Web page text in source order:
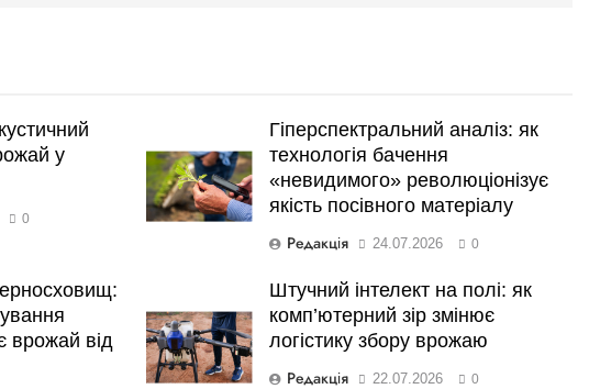
у
0
Гіперспектральний аналіз: як
технологія бачення
«невидимого» революціонізує
якість посівного матеріалу
Редакція 24.07.2026 0
врожай від
Штучний інтелект на полі: як
комп’ютерний зір змінює
логістику збору врожаю
Редакція 22.07.2026 0